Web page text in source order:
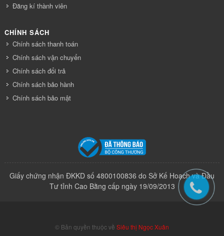
Đăng kí thành viên
CHÍNH SÁCH
Chính sách thanh toán
Chính sách vận chuyển
Chính sách đổi trả
Chính sách bảo hành
Chính sách bảo mật
Giấy chứng nhận ĐKKD số 4800100836 do Sở Kế Hoạch và Đầu
Tư tỉnh Cao Bằng cấp ngày 19/09/2013
© Bản quyền thuộc về Siêu thị Ngọc Xuân